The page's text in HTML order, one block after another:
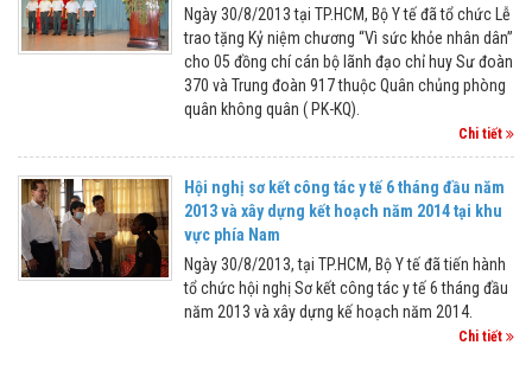
Ngày 30/8/2013 tại TP.HCM, Bộ Y tế đã tổ chức Lễ
trao tặng Kỷ niệm chương “Vì sức khỏe nhân dân”
cho 05 đồng chí cán bộ lãnh đạo chỉ huy Sư đoàn
370 và Trung đoàn 917 thuộc Quân chủng phòng
quân không quân ( PK-KQ).
Chi tiết
Hội nghị sơ kết công tác y tế 6 tháng đầu năm
2013 và xây dựng kết hoạch năm 2014 tại khu
vực phía Nam
Ngày 30/8/2013, tại TP.HCM, Bộ Y tế đã tiến hành
tổ chức hội nghị Sơ kết công tác y tế 6 tháng đầu
năm 2013 và xây dựng kế hoạch năm 2014.
Chi tiết